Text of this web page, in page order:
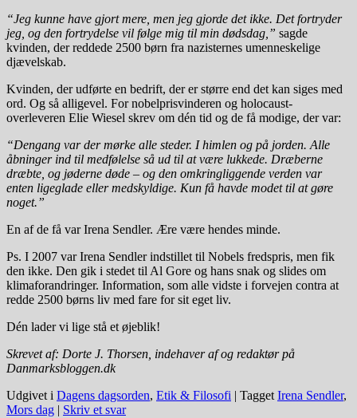
“Jeg kunne have gjort mere, men jeg gjorde det ikke. Det fortryder
jeg, og den fortrydelse vil følge mig til min dødsdag,” sagde
kvinden, der reddede 2500 børn fra nazisternes umenneskelige
djævelskab.
Kvinden, der udførte en bedrift, der er større end det kan siges med
ord. Og så alligevel. For nobelprisvinderen og holocaust-
overleveren Elie Wiesel skrev om dén tid og de få modige, der var:
“Dengang var der mørke alle steder. I himlen og på jorden. Alle
åbninger ind til medfølelse så ud til at være lukkede. Dræberne
dræbte, og jøderne døde – og den omkringliggende verden var
enten ligeglade eller medskyldige. Kun få havde modet til at gøre
noget.”
En af de få var Irena Sendler. Ære være hendes minde.
Ps. I 2007 var Irena Sendler indstillet til Nobels fredspris, men fik
den ikke. Den gik i stedet til Al Gore og hans snak og slides om
klimaforandringer. Information, som alle vidste i forvejen contra at
redde 2500 børns liv med fare for sit eget liv.
Dén lader vi lige stå et øjeblik!
Skrevet af: Dorte J. Thorsen, indehaver af og redaktør på
Danmarksbloggen.dk
Udgivet i Dagens dagsorden, Etik & Filosofi | Tagget Irena Sendler,
Mors dag | Skriv et svar